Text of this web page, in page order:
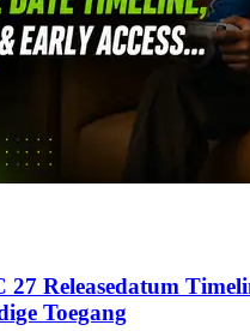
27 Releasedatum
Toegang